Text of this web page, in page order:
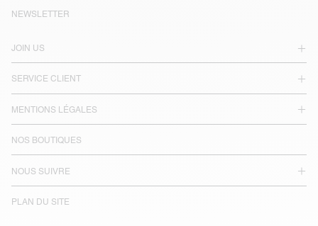
JOIN US
SERVICE CLIENT
MENTIONS LÉGALES
NOS BOUTIQUES
NOUS SUIVRE
PLAN DU SITE
NEWSLETTER